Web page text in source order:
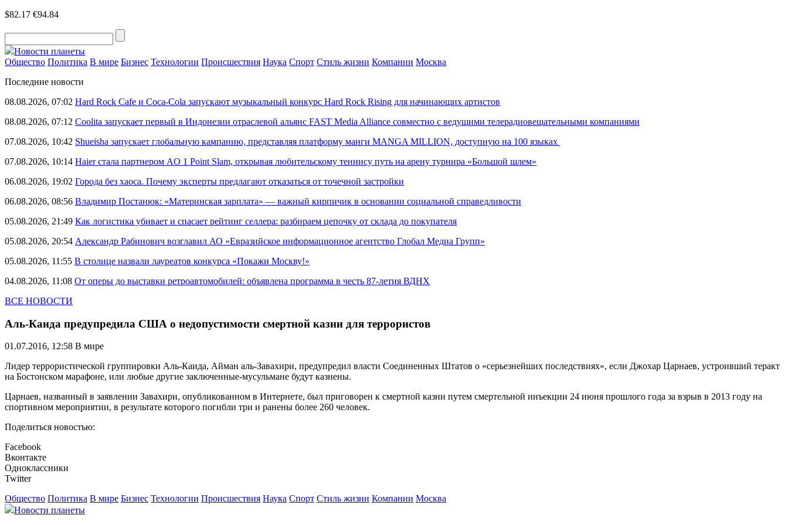
$82.17 €94.84
Новости планеты
Общество Политика В мире Бизнес Технологии Происшествия Наука Спорт Стиль жизни Компании Москва
Последние новости
08.08.2026, 07:02 Hard Rock Cafe и Coca-Cola запускают музыкальный конкурс Hard Rock Rising для начинающих артистов
08.08.2026, 07:12 Coolita запускает первый в Индонезии отраслевой альянс FAST Media Alliance совместно с ведущими телерадиовещательными компаниями
07.08.2026, 10:42 Shueisha запускает глобальную кампанию, представляя платформу манги MANGA MILLION, доступную на 100 языках
07.08.2026, 10:14 Haier стала партнером AO 1 Point Slam, открывая любительскому теннису путь на арену турнира «Большой шлем»
06.08.2026, 19:02 Города без хаоса. Почему эксперты предлагают отказаться от точечной застройки
06.08.2026, 08:56 Владимир Постанюк: «Материнская зарплата» — важный кирпичик в основании социальной справедливости
05.08.2026, 21:49 Как логистика убивает и спасает рейтинг селлера: разбираем цепочку от склада до покупателя
05.08.2026, 20:54 Александр Рабинович возглавил АО «Евразийское информационное агентство Глобал Медиа Групп»
05.08.2026, 11:55 В столице назвали лауреатов конкурса «Покажи Москву!»
04.08.2026, 11:08 От оперы до выставки ретроавтомобилей: объявлена программа в честь 87-летия ВДНХ
ВСЕ НОВОСТИ
Аль-Каида предупредила США о недопустимости смертной казни для террористов
01.07.2016, 12:58 В мире
Лидер террористической группировки Аль-Каида, Айман аль-Завахири, предупредил власти Соединенных Штатов о «серьезнейших последствиях», если Джохар Царнаев, устроивший теракт
на Бостонском марафоне, или любые другие заключенные-мусульмане будут казнены.
Царнаев, названный в заявлении Завахири, опубликованном в Интернете, был приговорен к смертной казни путем смертельной инъекции 24 июня прошлого года за взрыв в 2013 году на
спортивном мероприятии, в результате которого погибли три и ранены более 260 человек.
Поделиться новостью:
Facebook
Вконтакте
Одноклассники
Twitter
Общество Политика В мире Бизнес Технологии Происшествия Наука Спорт Стиль жизни Компании Москва
Новости планеты